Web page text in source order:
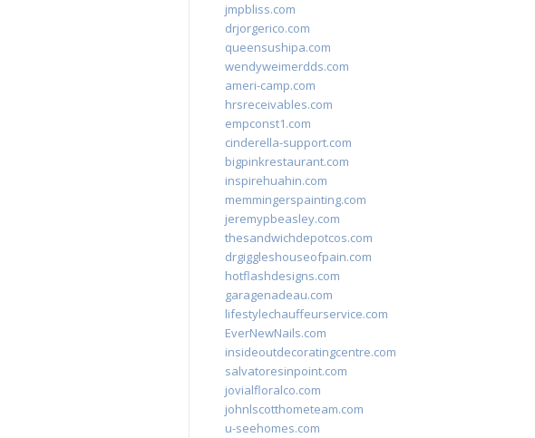
jmpbliss.com
drjorgerico.com
queensushipa.com
wendyweimerdds.com
ameri-camp.com
hrsreceivables.com
empconst1.com
cinderella-support.com
bigpinkrestaurant.com
inspirehuahin.com
memmingerspainting.com
jeremypbeasley.com
thesandwichdepotcos.com
drgiggleshouseofpain.com
hotflashdesigns.com
garagenadeau.com
lifestylechauffeurservice.com
EverNewNails.com
insideoutdecoratingcentre.com
salvatoresinpoint.com
jovialfloralco.com
johnlscotthometeam.com
u-seehomes.com